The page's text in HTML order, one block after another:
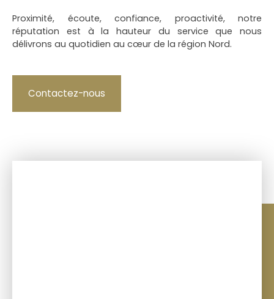
Proximité, écoute, confiance, proactivité, notre
réputation est à la hauteur du service que nous
délivrons au quotidien au cœur de la région Nord.
Contactez-nous